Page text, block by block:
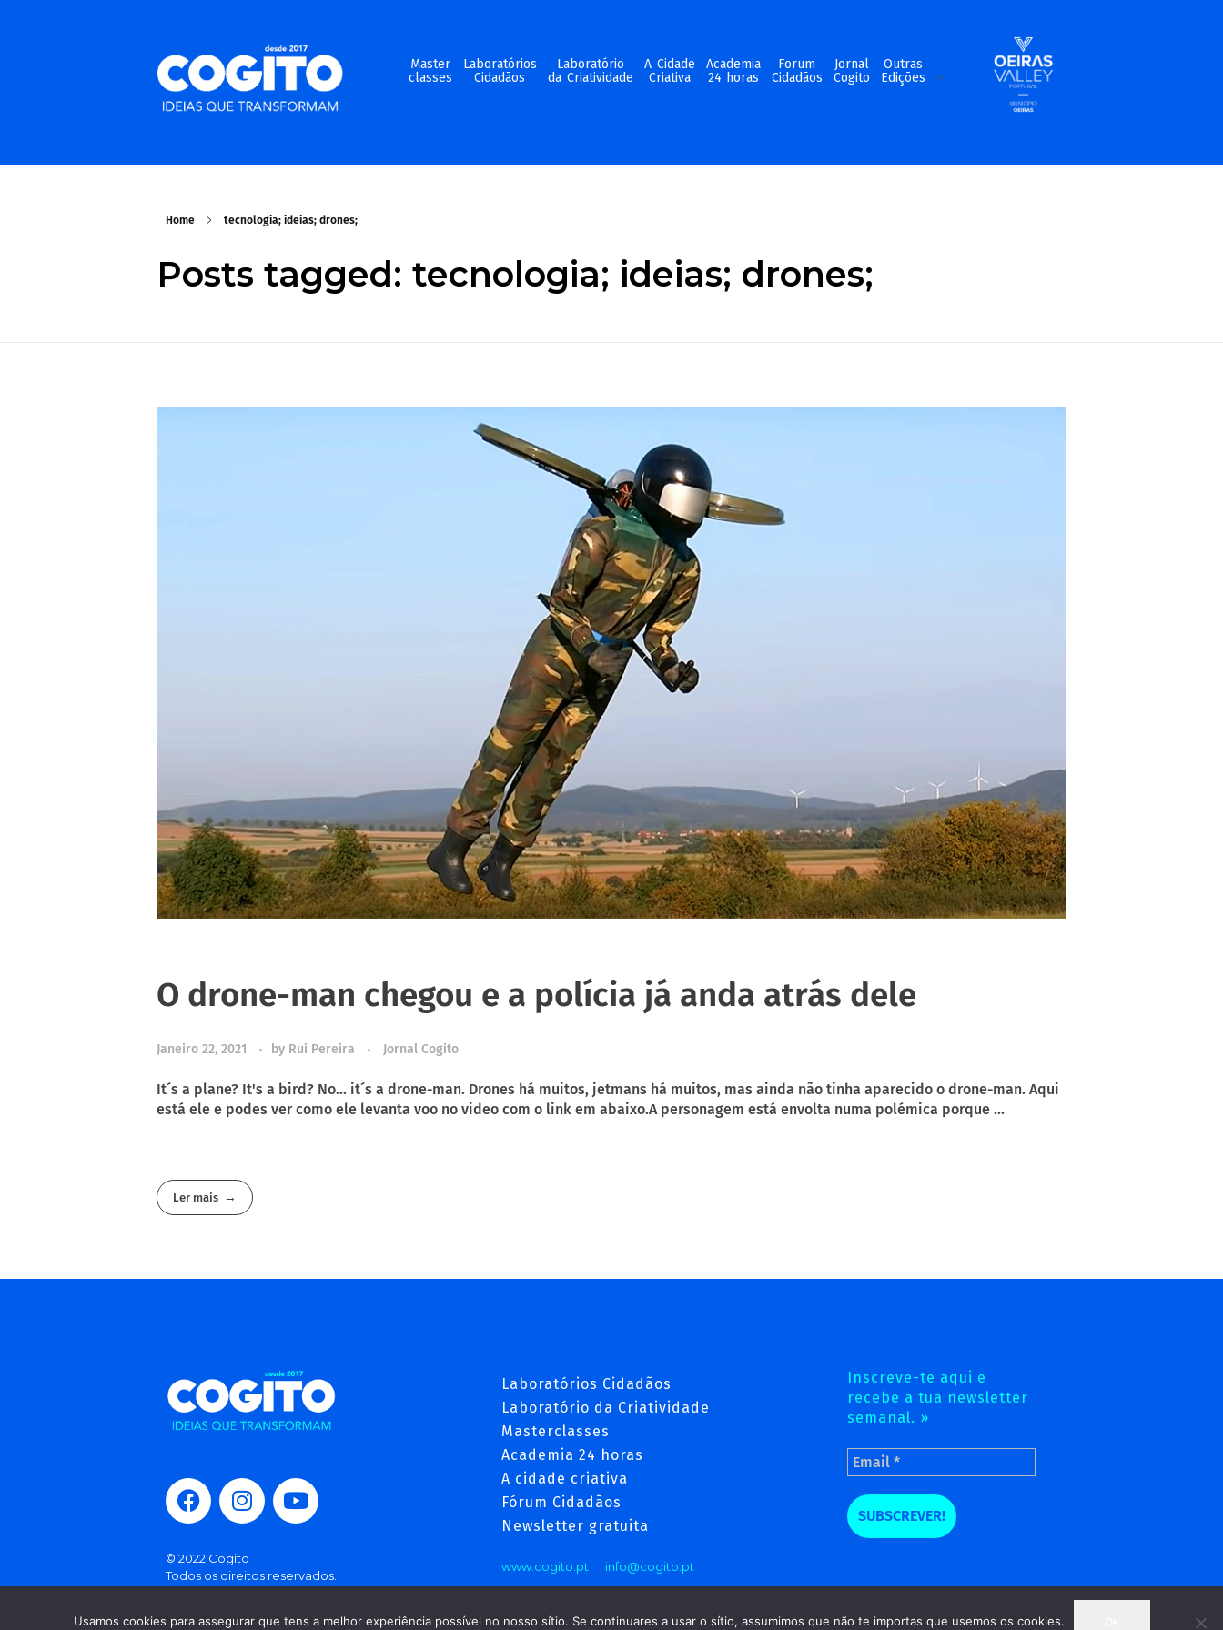
Master
classes
Laboratórios
Cidadãos
Laboratório
da Criatividade
A Cidade
Criativa
Academia
24 horas
Forum
Cidadãos
Jornal
Cogito
Outras
Edições
Home tecnologia; ideias; drones;
Posts tagged: tecnologia; ideias; drones;
O drone-man chegou e a polícia já anda atrás dele
Janeiro 22, 2021 by Rui Pereira Jornal Cogito
It´s a plane? It's a bird? No... it´s a drone-man. Drones há muitos, jetmans há muitos, mas ainda não tinha aparecido o drone-man. Aqui
está ele e podes ver como ele levanta voo no video com o link em abaixo.A personagem está envolta numa polémica porque ...
Ler mais
© 2022 Cogito
Todos os direitos reservados.
Laboratórios Cidadãos
Laboratório da Criatividade
Masterclasses
Academia 24 horas
A cidade criativa
Fórum Cidadãos
Newsletter gratuita
www.cogito.pt info@cogito.pt
Inscreve-te aqui e
recebe a tua newsletter
semanal. »
Usamos cookies para assegurar que tens a melhor experiência possível no nosso sítio. Se continuares a usar o sítio, assumimos que não te importas que usemos os cookies.